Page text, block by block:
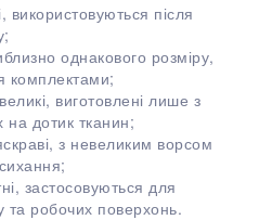
використовуються після
однакового розміру,
комплектами;
виготовлені лише з
на дотик тканин;
з невеликим ворсом
застосовуються для
та робочих поверхонь.